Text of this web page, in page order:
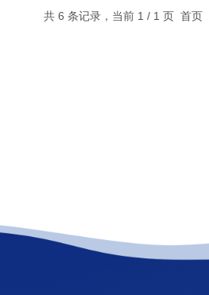
共 6 条记录，当前 1 / 1 页 首